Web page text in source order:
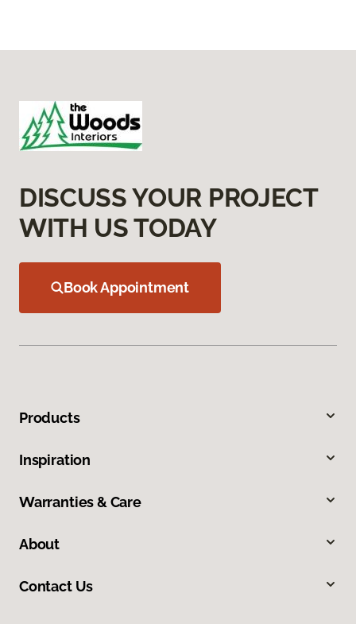
DISCUSS YOUR PROJECT
WITH US TODAY
Book Appointment
Products
Inspiration
Warranties & Care
About
Contact Us